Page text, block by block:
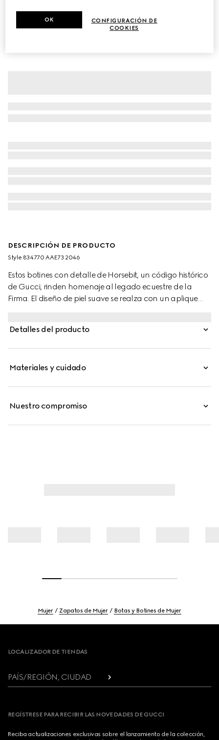
DESCRIPCIÓN DE PRODUCTO
Style ‎834770 AAE73 2046
Estos botines con detalle de Horsebit, un código histórico
de Gucci, rinden homenaje al legado ecuestre de la
Firma. El diseño de piel suave se realza con un aplique
Detalles del producto
Materiales y cuidado
Nuestro compromiso
Mujer Zapatos de Mujer Botas y Botines de Mujer
LOCALIZADOR DE TIENDAS
PAÍS/REGIÓN, CIUDAD
REGÍSTRESE PARA RECIBIR LAS NOVEDADES DE GUCCI
Reciba actualizaciones exclusivas sobre el lanzamiento de la colección,
CONFIGURACIÓN DE
COOKIES
OK